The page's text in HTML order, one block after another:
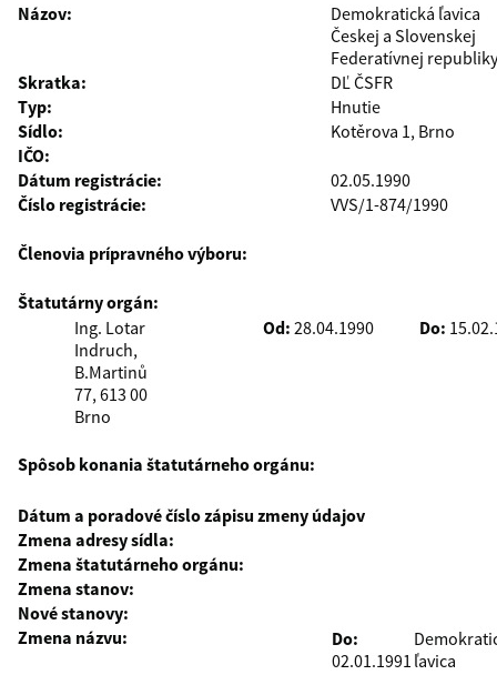
Názov:
Demokratická ľavica
Českej a Slovenskej
Federatívnej republiky
Skratka:
DĽ ČSFR
Typ:
Hnutie
Sídlo:
Kotěrova 1, Brno
IČO:
Dátum registrácie:
02.05.1990
Číslo registrácie:
VVS/1-874/1990
Členovia prípravného výboru:
Štatutárny orgán:
Ing. Lotar
Indruch,
B.Martinů
77, 613 00
Brno
Od: 28.04.1990 Do:
Spôsob konania štatutárneho orgánu:
Dátum a poradové číslo zápisu zmeny údajov
Zmena adresy sídla:
Zmena štatutárneho orgánu:
Zmena stanov:
Nové stanovy:
Zmena názvu:
Do:
02.01.1991 ľavica